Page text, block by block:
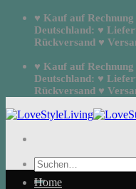
Zum
springen
♥ Kauf auf
Deutschland: ♥
Rückversand ♥
♥ Kauf auf
Deutschland: ♥
Rückversand ♥
Suchen
nach:
Home